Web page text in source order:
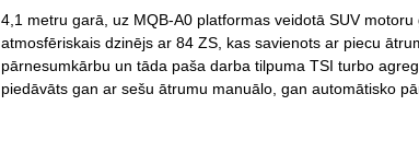
4,1 metru garā, uz MQB-A0 platformas veidotā SUV
atmosfēriskais dzinējs ar 84 ZS, kas savienots ar piecu
pārnesumkārbu un tāda paša darba tilpuma TSI turbo
piedāvāts gan ar sešu ātrumu manuālo, gan automātisko